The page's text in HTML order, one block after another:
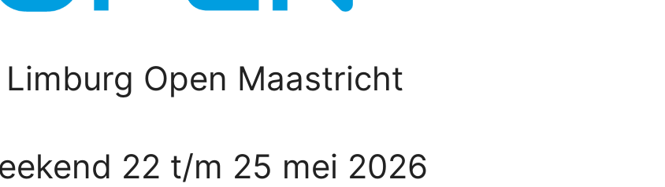
Limburg Open Maastricht
22 t/m 25 mei 2026